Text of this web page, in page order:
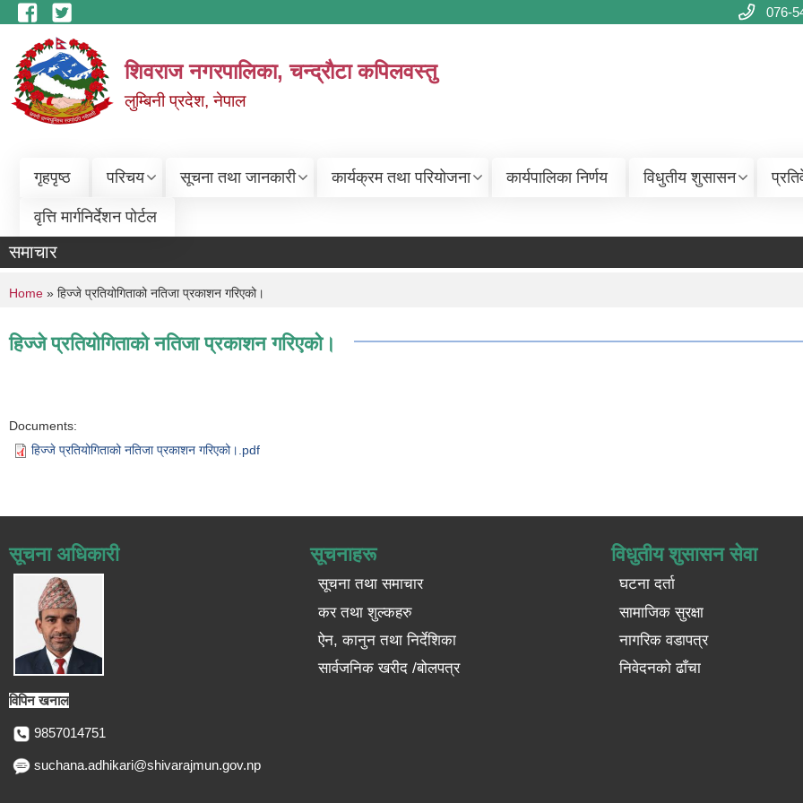
Skip to main content 076-
शिवराज नगरपालिका, चन्द्राैटा कपिलवस्तु
लुम्बिनी प्रदेश, नेपाल
गृहपृष्ठ परिचय सूचना तथा जानकारी कार्यक्रम तथा परियोजना कार्यपालिका निर्णय विधुतीय शुसासन
वृत्ति मार्गनिर्देशन पोर्टल
समाचार
You are here
Home » हिज्जे प्रतियोगिताको नतिजा प्रकाशन गरिएको।
हिज्जे प्रतियोगिताको नतिजा प्रकाशन गरिएको।
Documents:
हिज्जे प्रतियोगिताको नतिजा प्रकाशन गरिएको।.pdf
सूचना अधिकारी
विपिन खनाल
9857014751
suchana.adhikari@shivarajmun.gov.np
सूचनाहरू
सूचना तथा समाचार
कर तथा शुल्कहरु
ऐन, कानुन तथा निर्देशिका
सार्वजनिक खरीद /बोलपत्र
विधुतीय शुसासन सेवा
घटना दर्ता
सामाजिक सुरक्षा
नागरिक वडापत्र
निवेदनको ढाँचा